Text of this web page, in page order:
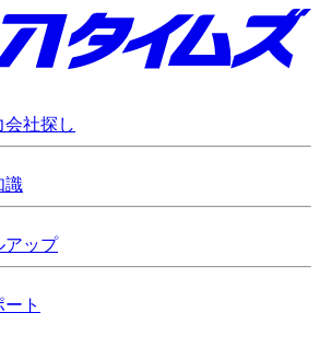
会社探し
識
アップ
ト